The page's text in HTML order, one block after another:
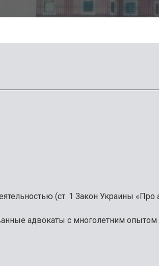
(ст. 1 Закон Украины «Про
адвокаты с многолетним